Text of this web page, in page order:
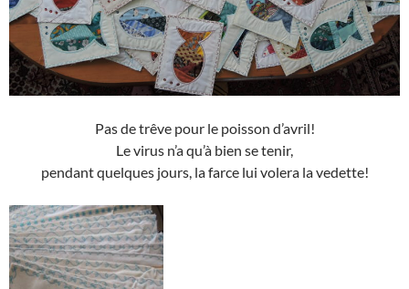
Pas de trêve pour le poisson d’avril!
Le virus n’a qu’à bien se tenir,
pendant quelques jours, la farce lui volera la vedette!